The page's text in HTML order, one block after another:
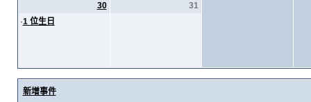
30
·1 位生日
31
新增事件